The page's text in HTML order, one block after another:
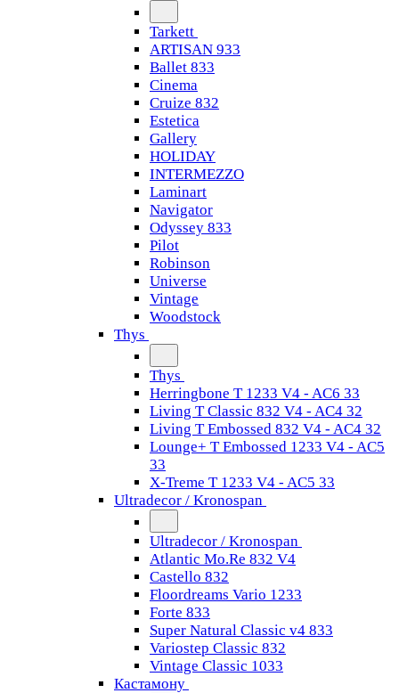
Tarkett
ARTISAN 933
Ballet 833
Cinema
Cruize 832
Estetica
Gallery
HOLIDAY
INTERMEZZO
Laminart
Navigator
Odyssey 833
Pilot
Robinson
Universe
Vintage
Woodstock
Thys
Thys
Herringbone T 1233 V4 - AC6 33
Living T Classic 832 V4 - AC4 32
Living T Embossed 832 V4 - AC4 32
Lounge+ T Embossed 1233 V4 - AC5
33
X-Treme T 1233 V4 - AC5 33
Ultradecor / Kronospan
Ultradecor / Kronospan
Atlantic Mo.Re 832 V4
Castello 832
Floordreams Vario 1233
Forte 833
Super Natural Classic v4 833
Variostep Classic 832
Vintage Classic 1033
Кастамону